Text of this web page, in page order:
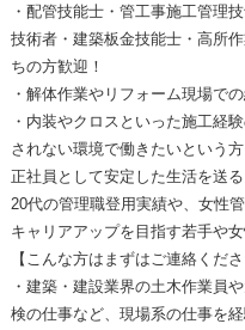
・配管技能士・管工事施工管理
技術者・建築板金技能士・高所
ちの方歓迎！
・解体作業やリフォーム現場で
・内装やクロスといった施工経
されない環境で働きたいという方
正社員として安定した生活を送
20代の管理職登用実績や、女性
キャリアアップを目指す若手や
【こんな方はまずはご連絡くださ
・建築・建設業界の土木作業員
検の仕事など、現場系の仕事を